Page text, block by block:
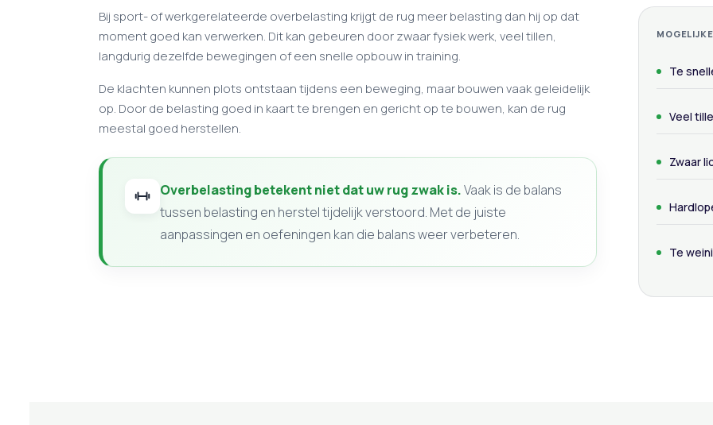
Bij sport- of werkgerelateerde overbelasting krijgt de rug meer belasting dan hij op dat
moment goed kan verwerken. Dit kan gebeuren door zwaar fysiek werk, veel tillen,
langdurig dezelfde bewegingen of een snelle opbouw in training.
De klachten kunnen plots ontstaan tijdens een beweging, maar bouwen vaak geleidelijk
op. Door de belasting goed in kaart te brengen en gericht op te bouwen, kan de rug
meestal goed herstellen.
Overbelasting betekent niet dat uw rug zwak is.Vaak is de balans
tussen belasting en herstel tijdelijk verstoord. Met de juiste
aanpassingen en oefeningen kan die balans weer verbeteren.
Te
Veel
Zwaar
Te